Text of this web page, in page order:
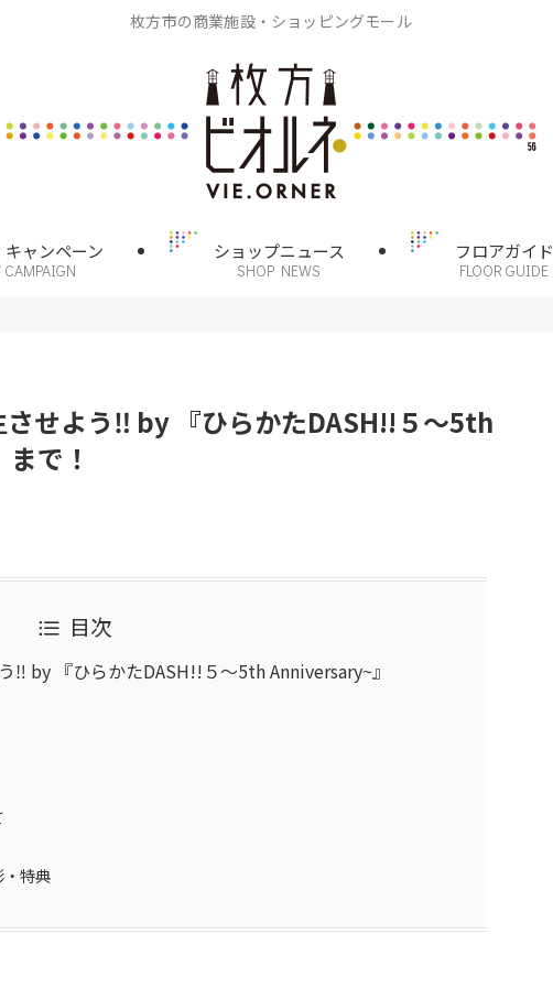
枚方市の商業施設・ショッピングモール
ャンペーン
CAMPAIGN
ショップニュース
SHOP NEWS
フロアガイド
FLOOR GUIDE
せよう‼ by 『ひらかたDASH!!５～5th
で！
目次
‼ by 『ひらかたDASH!!５～5th Anniversary~』
・特典